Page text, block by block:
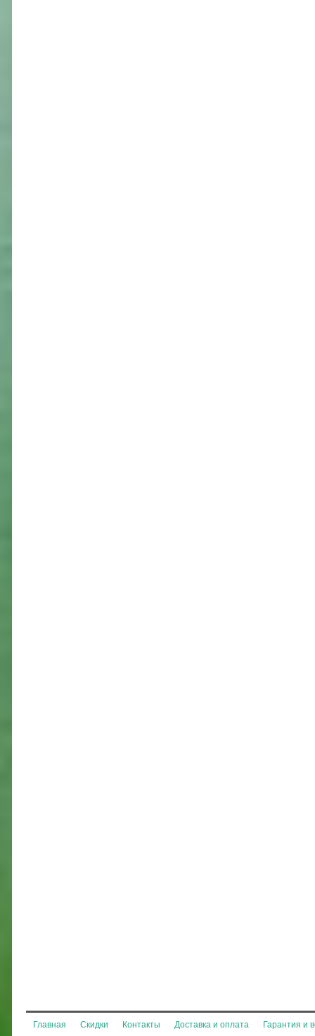
Главная Скидки Контакты Доставка и оплата Гарантия и